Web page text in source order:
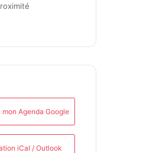
mon Agenda Google
iCal / Outlook